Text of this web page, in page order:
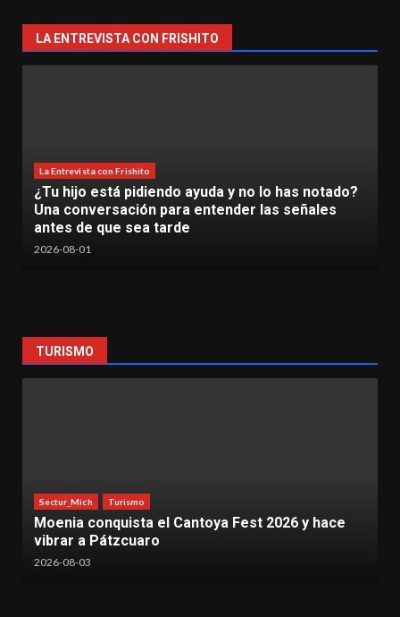
LA ENTREVISTA CON FRISHITO
lo has notado?
las señales
La Entrevista con Frishito
La Inteligencia Artificial ya es una
TecNM Lázaro Cárdenas
TURISMO
Fest 2026 y hace
Impulsa Sectur catálogo